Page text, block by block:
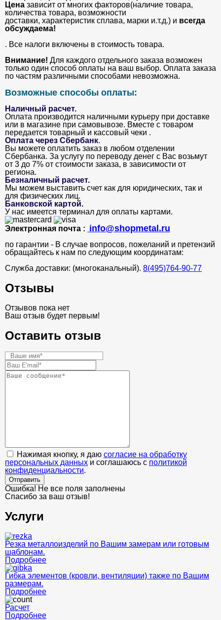
Цена зависит от многих факторов(наличие товара,
количества товара, возможности
доставки, характеристик сплава, марки и.т.д.) и всегда
обсуждаема!
. Все налоги включены в стоимость товара.
Внимание! Для каждого отдельного заказа возможен
только один способ оплаты на ваш выбор. Оплата заказа
по частям различными способами невозможна.
Возможные способы оплаты:
Наличный расчет.
Оплата производится наличными курьеру при доставке
или в магазине при самовывозе. Вместе с товаром
передается товарный и кассовый чеки .
Оплата через Сбербанк.
Вы можете оплатить заказ в любом отделении
Сбербанка. За услугу по переводу денег с Вас возьмут
от 3 до 7% от стоимости заказа, в зависимости от
региона.
Безналичный расчет.
Мы можем выставить счет как для юридических, так и
для физических лиц.
Банковской картой.
У нас имеется терминал для оплаты картами.
Электронная почта : info@shopmetal.ru
по гарантии - В случае вопросов, пожеланий и претензий
обращайтесь к нам по следующим координатам:
Служба доставки: (многоканальный). 8(495)764-90-77
Отзывы
Отзывов пока нет
Ваш отзыв будет первым!
Оставить отзыв
Нажимая кнопку, я даю согласие на обработку
персональных данных и соглашаюсь с политикой
конфиденциальности.
Отправить
Ошибка! Не все поля заполнены
Спасибо за ваш отзыв!
Услуги
Резка металлоизделий по Вашим замерам или готовым
шаблонам.
Подробнее
Гибка элементов (кровли, вентиляции) также по Вашим
размерам.
Подробнее
Расчет
Подробнее